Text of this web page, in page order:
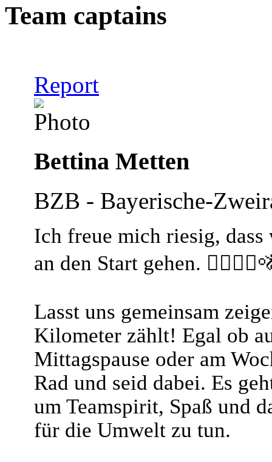
Team captains
Report
Bettina Metten
BZB - Bayerische-
Ich freue mich riesig,
an den Start gehen.
Lasst uns gemeinsam
Kilometer zählt! Egal ob
Mittagspause oder am
Rad und seid dabei. Es
um Teamspirit, Spaß und
für die Umwelt zu tun.